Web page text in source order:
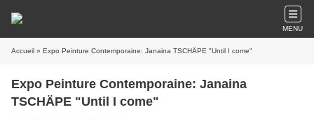
MENU
Accueil » Expo Peinture Contemporaine: Janaina TSCHÄPE "Until I come"
Expo Peinture Contemporaine: Janaina
TSCHÄPE "Until I come"